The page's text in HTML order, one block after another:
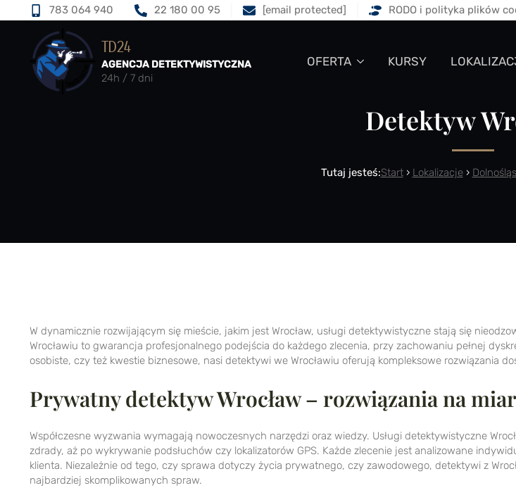
783 064 940 22 180 00 95 [email protected] RODO i polityka plików
TD24
AGENCJA DETEKTYWISTYCZNA
24h / 7 dni
OFERTA KURSY
Detektyw
Tutaj jesteś:Start› Lokalizacje›
W dynamicznie rozwijającym się mieście, jakim jest Wrocław, usługi detektywistyczne stają się
Wrocławiu to gwarancja profesjonalnego podejścia do każdego zlecenia, przy zachowaniu pełnej
osobiste, czy też kwestie biznesowe, nasi detektywi we Wrocławiu oferują kompleksowe rozwiązania
Prywatny detektyw Wrocław – rozwiązania na
Współczesne wyzwania wymagają nowoczesnych narzędzi oraz wiedzy. Usługi detektywistyczne
zdrady, aż po wykrywanie podsłuchów czy lokalizatorów GPS. Każde zlecenie jest analizowane
klienta. Niezależnie od tego, czy sprawa dotyczy życia prywatnego, czy zawodowego, detektywi z
najbardziej skomplikowanych spraw.